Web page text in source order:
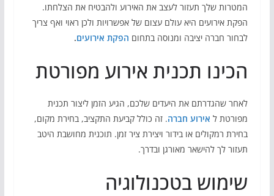
המטרות שלך תעזור לעצב את האירוע ולהבטיח את הצלחתו.
הפקת אירועים היא עולם עצום של אפשרויות ולכן ראוי ואף צריך
לבחור חברה יציבה ומנוסה בתחום הפקת אירועים.
הכינו תכנית אירוע מפורטת
לאחר שהגדרתם את היעדים שלכם, הגיע הזמן ליצור תכנית
מפורטת ל אירוע חברה. זה כולל קביעת התקציב, בחירת מקום,
בחירת רמקולים או בידור ויצירת ציר זמן. תוכנית מחושבת היטב
תעזור לך להישאר מאורגן ובדרך.
שימוש בטכנולוגיה